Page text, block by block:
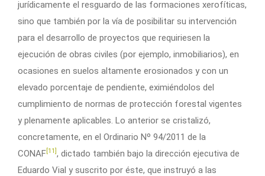
jurídicamente el resguardo de las formaciones xerofíticas,
sino que también por la vía de posibilitar su intervención
para el desarrollo de proyectos que requiriesen la
ejecución de obras civiles (por ejemplo, inmobiliarios), en
ocasiones en suelos altamente erosionados y con un
elevado porcentaje de pendiente, eximiéndolos del
cumplimiento de normas de protección forestal vigentes
y plenamente aplicables. Lo anterior se cristalizó,
concretamente, en el Ordinario Nº 94/2011 de la
CONAF[11], dictado también bajo la dirección ejecutiva de
Eduardo Vial y suscrito por éste, que instruyó a las